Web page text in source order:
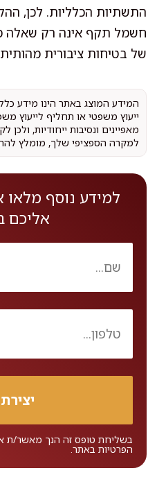
התשתיות הכלליות. לכן,
חשמל תקף אינה רק שאלה
של בטיחות ציבורית
המידע המוצג באתר הינו מידע
ייעוץ משפטי או תחליף לייעוץ
מאפיינים ונסיבות ייחודיות,
למקרה הספציפי שלך, מומלץ
למידע נוסף מלאו
אליכם
בשליחת טופס זה הנך מאשר/ת
הפרטיות באתר.